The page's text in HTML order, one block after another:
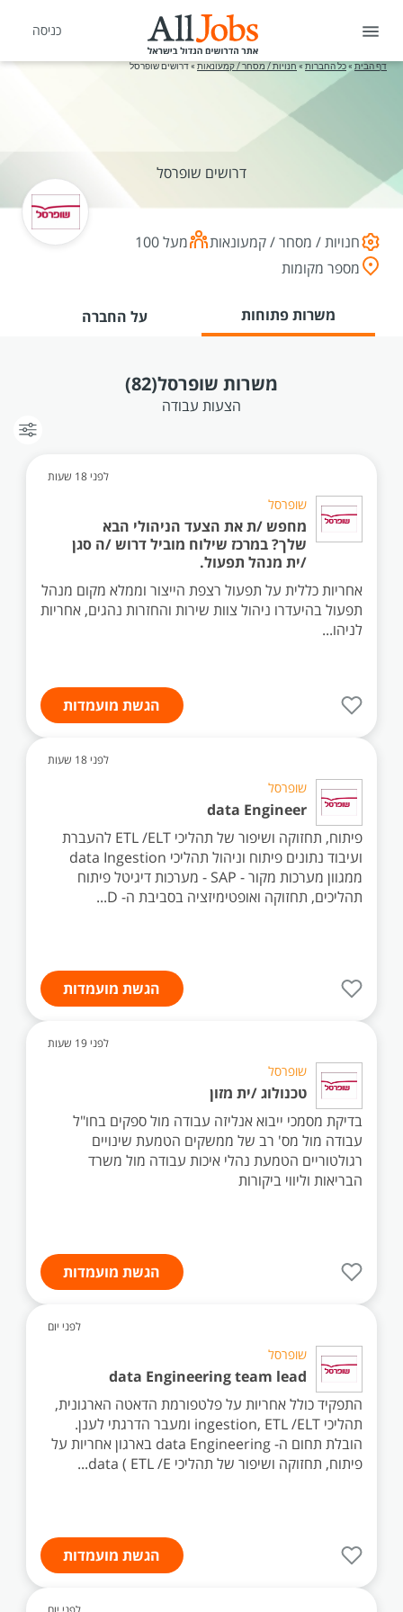
כניסה
דף הבית »כל החברות » חנויות / מסחר / קמעונאות»דרושים שופרסל
דרושים שופרסל
חנויות / מסחר / קמעונאות
מעל 100
מספר מקומות
משרות פתוחות על החברה
משרות שופרסל(82)
הצעות עבודה
לפני 18 שעות
שופרסל
מחפש /ת את הצעד הניהולי הבא
שלך? במרכז שילוח מוביל דרוש /ה סגן
/ית מנהל תפעול.
אחריות כללית על תפעול רצפת הייצור וממלא מקום מנהל
תפעול בהיעדרו ניהול צוות שירות והחזרות נהגים, אחריות
לניהו...
הגשת מועמדות
לפני 18 שעות
שופרסל
data Engineer
פיתוח, תחזוקה ושיפור של תהליכי ETL /ELT להעברת
ועיבוד נתונים פיתוח וניהול תהליכי data Ingestion
ממגוון מערכות מקור - SAP - מערכות דיגיטל פיתוח
תהליכים, תחזוקה ואופטימיזציה בסביבת ה- D...
הגשת מועמדות
לפני 19 שעות
שופרסל
טכנולוג /ית מזון
בדיקת מסמכי ייבוא אנליזה עבודה מול ספקים בחו"ל
עבודה מול מס' רב של ממשקים הטמעת שינויים
רגולטוריים הטמעת נהלי איכות עבודה מול משרד
הבריאות וליווי ביקורות
הגשת מועמדות
לפני יום
שופרסל
data Engineering team lead
התפקיד כולל אחריות על פלטפורמת הדאטה הארגונית,
תהליכי ingestion, ETL /ELT ומעבר הדרגתי לענן.
הובלת תחום ה- data Engineering בארגון אחריות על
פיתוח, תחזוקה ושיפור של תהליכי data ( ETL /E...
הגשת מועמדות